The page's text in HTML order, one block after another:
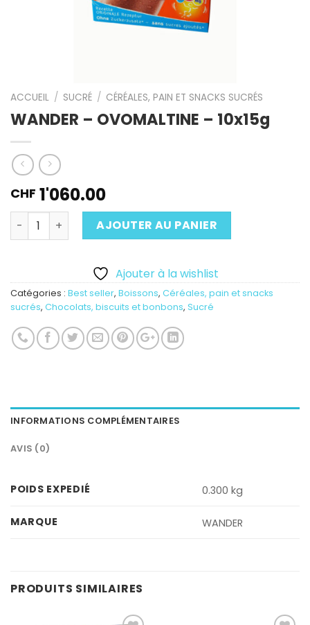
ACCUEIL / SUCRÉ / CÉRÉALES, PAIN ET SNACKS SUCRÉS
WANDER – OVOMALTINE – 10x15g
CHF 1'060.00
Quantité AJOUTER AU PANIER
Ajouter à la wishlist
Catégories : Best seller, Boissons, Céréales, pain et snacks
sucrés, Chocolats, biscuits et bonbons, Sucré
INFORMATIONS COMPLÉMENTAIRES
AVIS (0)
POIDS EXPEDIÉ 0.300 kg
MARQUE WANDER
PRODUITS SIMILAIRES